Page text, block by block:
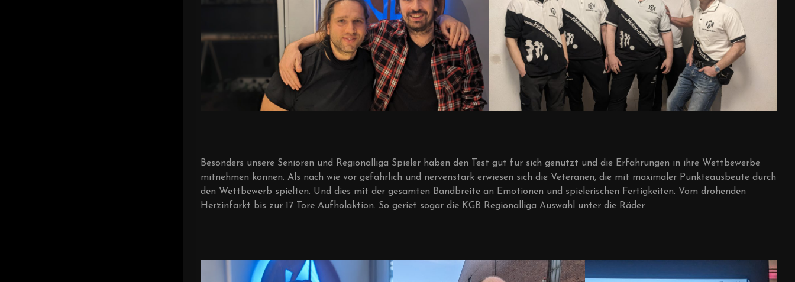
Besonders unsere Senioren und Regionalliga Spieler haben den Test gut für sich genutzt und die Erfahrungen in ihre Wettbewerbe
mitnehmen können. Als nach wie vor gefährlich und nervenstark erwiesen sich die Veteranen, die mit maximaler Punkteausbeute durch
den Wettbewerb spielten. Und dies mit der gesamten Bandbreite an Emotionen und spielerischen Fertigkeiten. Vom drohenden
Herzinfarkt bis zur 17 Tore Aufholaktion. So geriet sogar die KGB Regionalliga Auswahl unter die Räder.